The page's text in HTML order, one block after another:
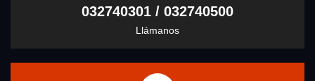
032740301 / 032740500
Llámanos